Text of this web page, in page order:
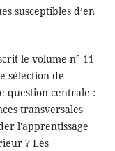
susceptibles d’en
le volume n° 11
sélection de
question centrale :
transversales
l'apprentissage
? Les